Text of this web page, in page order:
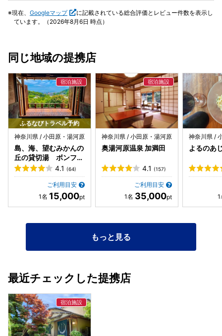
た。 男女入れ替えは無いようです。 風呂の廊下に冷たい柑
橘入りのお水があります。 一気に2杯目まで飲むと、2杯目
は、15時のチェックイン前に着いてもドアが開いてないため
かなかな勾配の坂のため足腰に注意ですかね。 できればまた
行きたいですが、上記の通り食事に生意気言ってるので受け
入れていただけるかどうか。。。
－塩化物・硫酸塩温泉♨️(低張性・弱アルカリ性・高温泉)。 ​
・​1. 料理：「美食の宿」としてのこだわり。「美食の宿」と
部屋でゆっくりといただけるため、プライベートな時間を大
ま豆腐）」などが評判。 ・​2. 温泉：源泉100%掛け流し。​泉
質： 湯河原の豊かな源泉を贅沢に掛け流しで楽しめる。 ・​
お風呂： 男女それぞれに内湯と露天風呂がある。露天風呂か
らは、湯河原の山並みや夜空の月、早朝の日の出など、時間
とともに移り変わる景色を眺められる。 ・​3. 客室と環境。​
全5室の贅沢： 客室数が少ないため、館内は非常に静か。 ・​
眺望： 山の中腹に位置しているため、大きな窓からは湯河原
箱根連山の雄大な景色を一望。 ・​落ち着いた空間： 各室に
は季節の生花が生けられ、日本の情緒を感じるしつらえにな
っている。 ● 夕食はお部屋食🍽。2時間をかけて美味しいお
料理が一品ずつ提供され、そのどれもが美味しい😋😋😋
🤤❣️‼️ お風呂は、塩化物・硫酸塩温泉♨️であるが、塩化物泉
は弱くなめらかな保温効果が高い温泉。＊お風呂には、櫛・
設。ただ鏡台には椅子がなく、また、貴重品ボックス・ロッ
カー等がなく、少し心配に感じた‼️ ・女将さんや従業員の
な上り坂がある。足腰に不安がある方や荷物が多い場合は、
宿泊は不可となっており、落ち着いた大人の空間が保たれて
いる。 ​・全館禁煙： タバコを吸わない方には快適な環境。 ​
🟧 住所： 神奈川県足柄下郡湯河原町宮上759-68 ​アクセ
ス： JR湯河原駅よりタクシーで約10分 ​チェックイン：
現在、 Googleマップ
に記載されている総合評価とレビュー件数を表示し
ています。（2026年8月6日 時点）
同じ地域の提携店
ふるなびトラベル予約
神奈川県 / 小田原・湯河原
島、海、望むみかんの
丘の貸切湯 ボンファ
ム
4.1 (64)
ご利用目安
15,000
神奈川県 / 小田原・湯河原
奥湯河原温泉 加満田
4.1 (157)
ご利用目安
35,000
神奈川県 /
よるのあ
もっと見る
最近チェックした提携店